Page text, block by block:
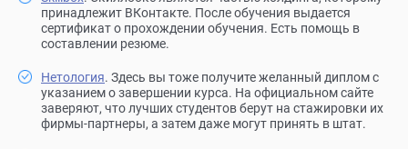
принадлежит ВКонтакте. После обучения выдается
сертификат о прохождении обучения. Есть помощь в
составлении резюме.
Нетология. Здесь вы тоже получите желанный диплом с
указанием о завершении курса. На официальном сайте
заверяют, что лучших студентов берут на стажировки их
фирмы-партнеры, а затем даже могут принять в штат.